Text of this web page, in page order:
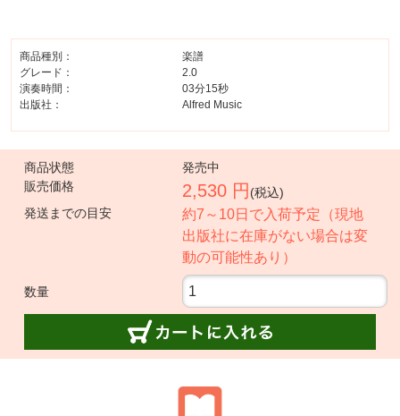
商品種別：
楽譜
グレード：
2.0
演奏時間：
03分15秒
出版社：
Alfred Music
商品状態
発売中
販売価格
2,530 円 (税込)
発送までの目安
約7～10日で入荷予定（現地
出版社に在庫がない場合は変
動の可能性あり）
数量